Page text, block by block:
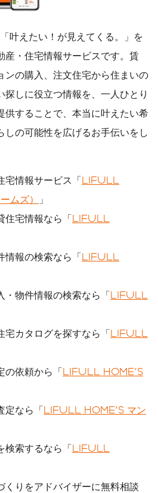
えたい！が見えてくる。」を
産・住宅情報サービスです。賃
ンの購入、注文住宅から住まいの
探しに役立つ情報を、一人ひとり
供することで、本当に叶えたい希
しの可能性を広げるお手伝いをし
宅情報サービス「LIFULL
ムズ）
」
住宅情報なら「LIFULL
情報の検索なら「LIFULL
物件情報の検索なら「LIFULL
宅カタログを探すなら「LIFULL
の依頼から「LIFULL HOME'S
定なら「LIFULL HOME'S マン
検索するなら「LIFULL
くりをアドバイザーに無料相談